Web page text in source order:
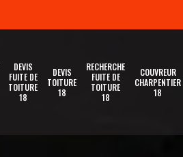
DEVIS
FUITE DE
TOITURE
18
DEVIS
TOITURE
18
RECHERCHE
FUITE DE
TOITURE
18
COUVREUR
CHARPENTIER
18